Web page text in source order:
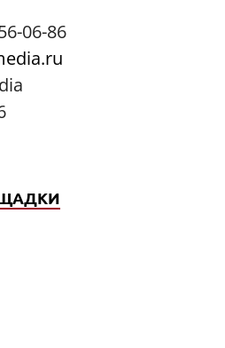
06-86